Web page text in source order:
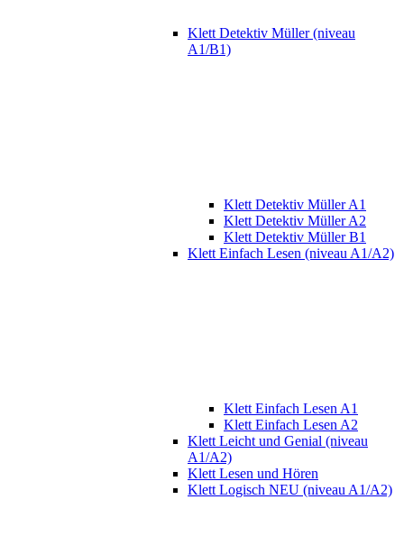
Klett Detektiv Müller (niveau
A1/B1)
Klett Detektiv Müller A1
Klett Detektiv Müller A2
Klett Detektiv Müller B1
Klett Einfach Lesen (niveau A1/A2)
Klett Einfach Lesen A1
Klett Einfach Lesen A2
Klett Leicht und Genial (niveau
A1/A2)
Klett Lesen und Hören
Klett Logisch NEU (niveau A1/A2)